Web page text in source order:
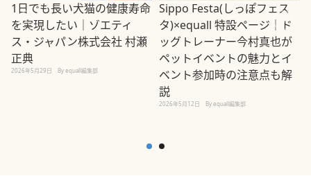
1日でも長い犬猫の健康寿命
を実現したい｜ゾエティ
ス・ジャパン株式会社 村瀬
正典
2026年5月29日 By equall編集部
Sippo Festa(しっぽフェス
タ)×equall 特設ページ｜ド
ッグトレーナー今村真也が
ペットイベントの魅力とイ
ベント参加時の注意点も解
説
2026年5月12日 By equall編集部